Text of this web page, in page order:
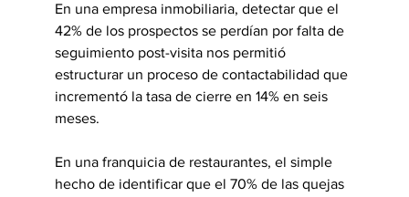
En una empresa inmobiliaria, detectar que el
42% de los prospectos se perdían por falta de
seguimiento post-visita nos permitió
estructurar un proceso de contactabilidad que
incrementó la tasa de cierre en 14% en seis
meses.
En una franquicia de restaurantes, el simple
hecho de identificar que el 70% de las quejas